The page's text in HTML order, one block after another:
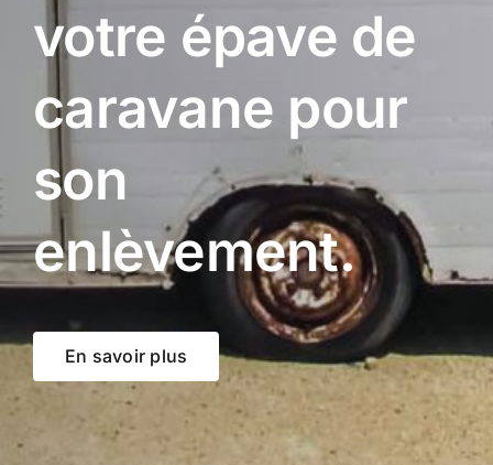
votre épave de
caravane pour
son
enlèvement.
En savoir plus